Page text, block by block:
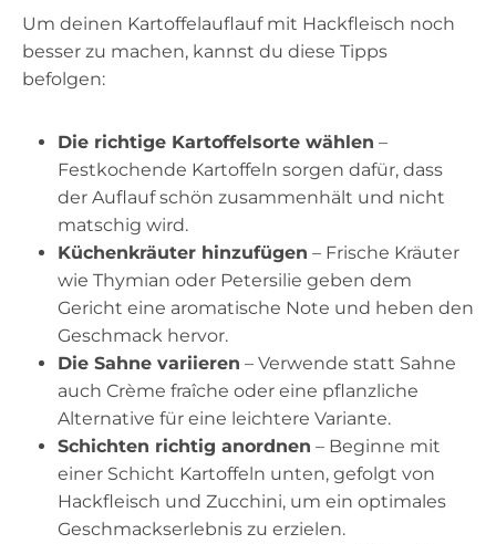
Um deinen Kartoffelauflauf mit Hackfleisch noch
besser zu machen, kannst du diese Tipps
befolgen:
Die richtige Kartoffelsorte wählen –
Festkochende Kartoffeln sorgen dafür, dass
der Auflauf schön zusammenhält und nicht
matschig wird.
Küchenkräuter hinzufügen – Frische Kräuter
wie Thymian oder Petersilie geben dem
Gericht eine aromatische Note und heben den
Geschmack hervor.
Die Sahne variieren – Verwende statt Sahne
auch Crème fraîche oder eine pflanzliche
Alternative für eine leichtere Variante.
Schichten richtig anordnen – Beginne mit
einer Schicht Kartoffeln unten, gefolgt von
Hackfleisch und Zucchini, um ein optimales
Geschmackserlebnis zu erzielen.